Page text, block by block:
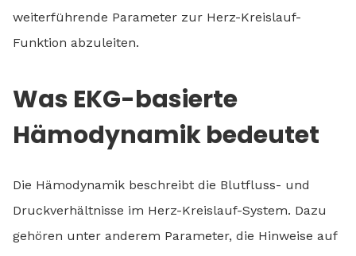
weiterführende Parameter zur Herz-Kreislauf-
Funktion abzuleiten.
Was EKG-basierte
Hämodynamik bedeutet
Die Hämodynamik beschreibt die Blutfluss- und
Druckverhältnisse im Herz-Kreislauf-System. Dazu
gehören unter anderem Parameter, die Hinweise auf